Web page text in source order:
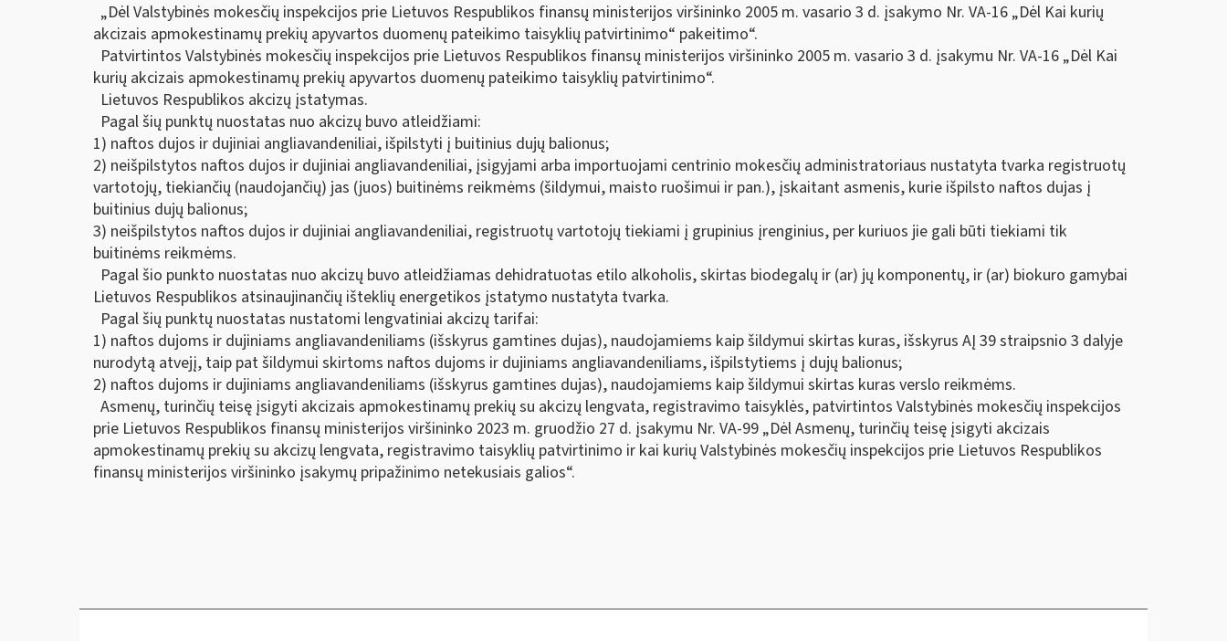
„Dėl Valstybinės mokesčių inspekcijos prie Lietuvos Respublikos finansų ministerijos viršininko 2005 m. vasario 3 d. įsakymo Nr. VA-16 „Dėl Kai kurių
akcizais apmokestinamų prekių apyvartos duomenų pateikimo taisyklių patvirtinimo“ pakeitimo“.
Patvirtintos Valstybinės mokesčių inspekcijos prie Lietuvos Respublikos finansų ministerijos viršininko 2005 m. vasario 3 d. įsakymu Nr. VA-16 „Dėl Kai
kurių akcizais apmokestinamų prekių apyvartos duomenų pateikimo taisyklių patvirtinimo“.
Lietuvos Respublikos akcizų įstatymas.
Pagal šių punktų nuostatas nuo akcizų buvo atleidžiami:
1) naftos dujos ir dujiniai angliavandeniliai, išpilstyti į buitinius dujų balionus;
2) neišpilstytos naftos dujos ir dujiniai angliavandeniliai, įsigyjami arba importuojami centrinio mokesčių administratoriaus nustatyta tvarka registruotų
vartotojų, tiekiančių (naudojančių) jas (juos) buitinėms reikmėms (šildymui, maisto ruošimui ir pan.), įskaitant asmenis, kurie išpilsto naftos dujas į
buitinius dujų balionus;
3) neišpilstytos naftos dujos ir dujiniai angliavandeniliai, registruotų vartotojų tiekiami į grupinius įrenginius, per kuriuos jie gali būti tiekiami tik
buitinėms reikmėms.
Pagal šio punkto nuostatas nuo akcizų buvo atleidžiamas dehidratuotas etilo alkoholis, skirtas biodegalų ir (ar) jų komponentų, ir (ar) biokuro gamybai
Lietuvos Respublikos atsinaujinančių išteklių energetikos įstatymo nustatyta tvarka.
Pagal šių punktų nuostatas nustatomi lengvatiniai akcizų tarifai:
1) naftos dujoms ir dujiniams angliavandeniliams (išskyrus gamtines dujas), naudojamiems kaip šildymui skirtas kuras, išskyrus AĮ 39 straipsnio 3 dalyje
nurodytą atvejį, taip pat šildymui skirtoms naftos dujoms ir dujiniams angliavandeniliams, išpilstytiems į dujų balionus;
2) naftos dujoms ir dujiniams angliavandeniliams (išskyrus gamtines dujas), naudojamiems kaip šildymui skirtas kuras verslo reikmėms.
Asmenų, turinčių teisę įsigyti akcizais apmokestinamų prekių su akcizų lengvata, registravimo taisyklės, patvirtintos Valstybinės mokesčių inspekcijos
prie Lietuvos Respublikos finansų ministerijos viršininko 2023 m. gruodžio 27 d. įsakymu Nr. VA-99 „Dėl Asmenų, turinčių teisę įsigyti akcizais
apmokestinamų prekių su akcizų lengvata, registravimo taisyklių patvirtinimo ir kai kurių Valstybinės mokesčių inspekcijos prie Lietuvos Respublikos
finansų ministerijos viršininko įsakymų pripažinimo netekusiais galios“.